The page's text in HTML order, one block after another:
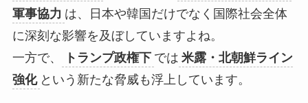
軍事協力 は、日本や韓国だけでなく国際社会全体
に深刻な影響を及ぼしていますよね。
一方で、
トランプ政権下 では 米露・北朝鮮ライン
強化 という新たな脅威も浮上しています。